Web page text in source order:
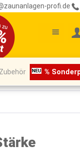
profi.de
Zubehör %